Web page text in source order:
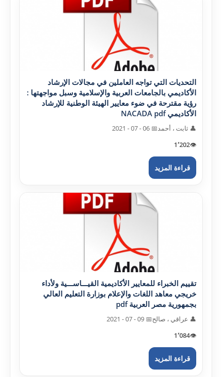
التحديات التي تواجه العاملين في مجالات الإرشاد
الأکاديمي بالجامعات العربية والإسلامية وسبل مواجهتها :
رؤية مقترحة في ضوء معايير الهيئة الوطنية للإرشاد
الأکاديمي NACADA pdf
👤 ثابت ، أحمد📅 06 - 07 - 2021
👁️1٬202
قراءة المزيد
تقييم الخبراء للمعايير الأکاديمية القيـــاســـية ولأداء
خريجي معاهد اللغات والإعلام بوزارة التعليم العالي
بجمهورية مصر العربية pdf
👤 عراقي ، صالح📅 09 - 07 - 2021
👁️1٬084
قراءة المزيد